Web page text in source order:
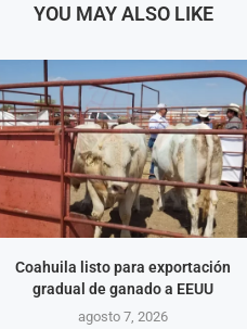
YOU MAY ALSO LIKE
Coahuila listo para exportación
gradual de ganado a EEUU
agosto 7, 2026